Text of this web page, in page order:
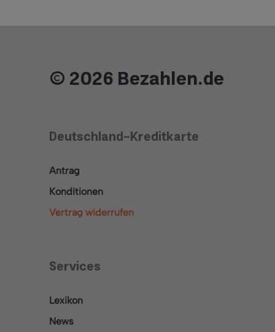
© 2026 Bezahlen.de
Deutschland-Kreditkarte
Antrag
Konditionen
Vertrag widerrufen
Services
Lexikon
News